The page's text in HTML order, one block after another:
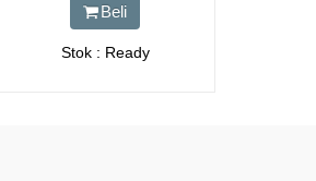
Beli
Stok : Ready